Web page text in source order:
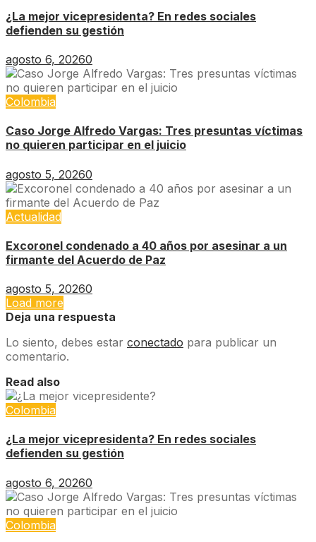
¿La mejor vicepresidenta? En redes sociales
defienden su gestión
agosto 6, 20260
Colombia
Caso Jorge Alfredo Vargas: Tres presuntas víctimas
no quieren participar en el juicio
agosto 5, 20260
Actualidad
Excoronel condenado a 40 años por asesinar a un
firmante del Acuerdo de Paz
agosto 5, 20260
Load more
Deja una respuesta
Lo siento, debes estar conectado para publicar un
comentario.
Read also
Colombia
¿La mejor vicepresidenta? En redes sociales
defienden su gestión
agosto 6, 20260
Colombia